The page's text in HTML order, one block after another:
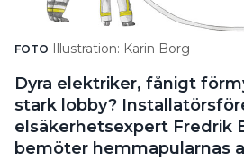
Search for:
SEARCH
FOTO Illustration: Karin Borg
Dyra elektriker, fånigt
stark lobby?
elsäkerhetsexpert Fredrik
bemöter hemmapularnas